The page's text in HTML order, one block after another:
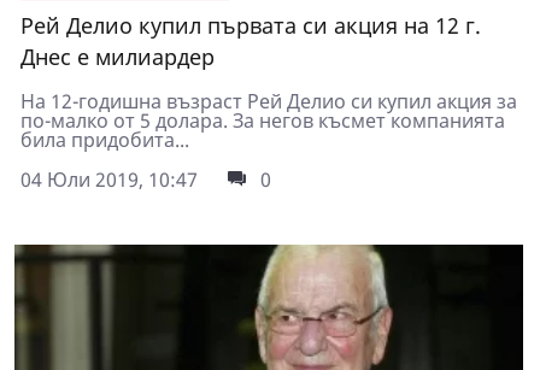
Рей Делио купил първата си акция на 12 г.
Днес е милиардер
На 12-годишна възраст Рей Делио си купил акция за
по-малко от 5 долара. За негов късмет компанията
била придобита...
04 Юли 2019, 10:47
0